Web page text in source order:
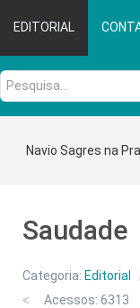
EDITORIAL
Pesquisa...
Navio Sagres na
Saudade
Categoria: Editorial
Acessos: 6313